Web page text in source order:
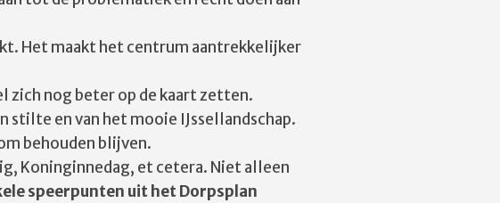
Het maakt het centrum aantrekkelijker
zich nog beter op de kaart zetten.
stilte en van het mooie IJssellandschap.
behouden blijven.
Koninginnedag, et cetera. Niet alleen
speerpunten uit het Dorpsplan